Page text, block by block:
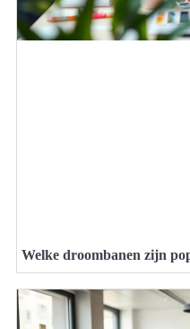
Welke droombanen zijn